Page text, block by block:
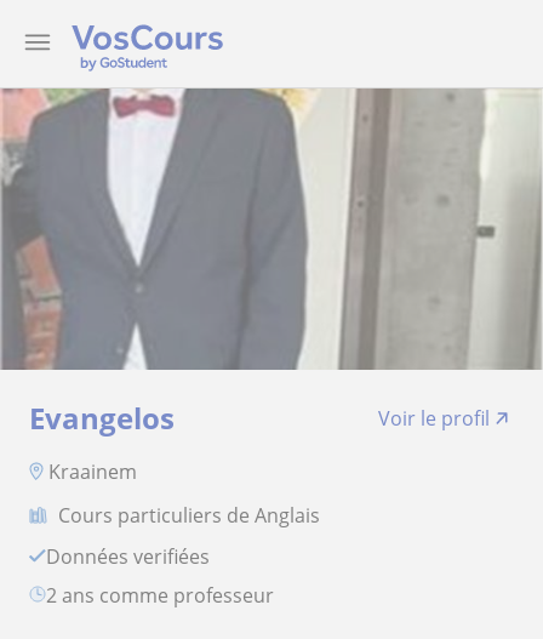
Evangelos
Voir le profil
Kraainem
Cours particuliers de Anglais
Données verifiées
2 ans comme professeur